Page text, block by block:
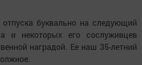
буквально на следующий
и некоторых его сослуживцев
наградой. Ее наш 35-летний